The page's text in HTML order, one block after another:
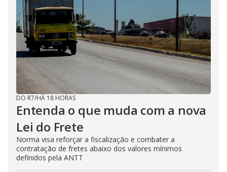
DO R7/HÁ 18 HORAS
Entenda o que muda com a nova
Lei do Frete
Norma visa reforçar a fiscalização e combater a
contratação de fretes abaixo dos valores mínimos
definidos pela ANTT